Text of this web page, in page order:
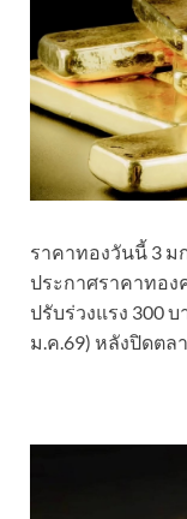
ราคาทองวันนี้ 3 ม
ประกาศราคาทองค
ปรับร่วงแรง 300
ม.ค.69) หลังปิดตล